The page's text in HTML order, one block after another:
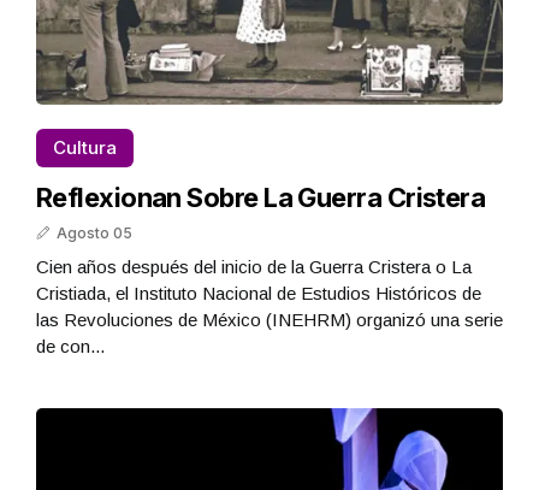
Cultura
Reflexionan Sobre La Guerra Cristera
Agosto 05
Cien años después del inicio de la Guerra Cristera o La
Cristiada, el Instituto Nacional de Estudios Históricos de
las Revoluciones de México (INEHRM) organizó una serie
de con...